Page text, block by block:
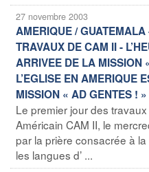
27 novembre 2003
AMERIQUE /
TRAVAUX DE CAM II -
ARRIVEE DE LA MISSION
L’EGLISE EN AMERIQUE
MISSION « AD GENTES ! »
Le premier jour des
Américain CAM II, le
par la prière consacrée à
les langues d’ ...